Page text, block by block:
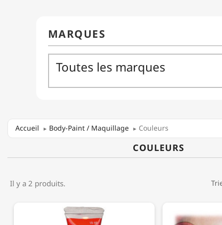
Accueil Body-Paint / Maquillage Couleurs
COULEURS
Il y a 2 produits.